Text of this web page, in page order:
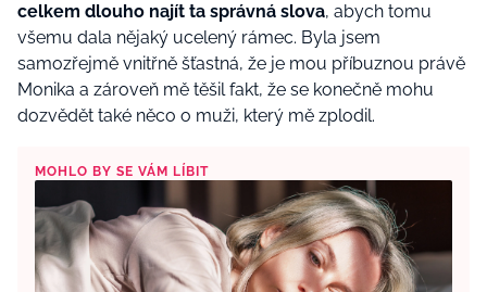
celkem dlouho najít ta správná slova, abych tomu
všemu dala nějaký ucelený rámec. Byla jsem
samozřejmě vnitřně šťastná, že je mou příbuznou právě
Monika a zároveň mě těšil fakt, že se konečně mohu
dozvědět také něco o muži, který mě zplodil.
MOHLO BY SE VÁM LÍBIT